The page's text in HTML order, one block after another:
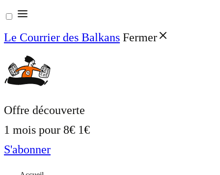
Aller
au
contenu
Le Courrier des Balkans Fermer
Offre découverte
1 mois pour 8€ 1€
S'abonner